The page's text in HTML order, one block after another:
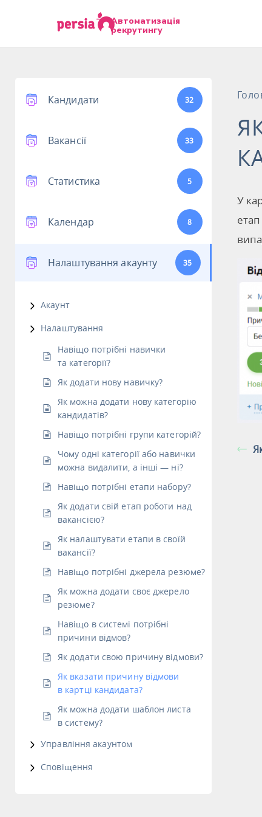
Автоматизація
рекрутингу
Кандидати 32
Вакансії 33
Статистика 5
Календар 8
Налаштування акаунту 35
Акаунт
Налаштування
Навіщо потрібні навички
та категорії?
Як додати нову навичку?
Як можна додати нову категорію
кандидатів?
Навіщо потрібні групи категорій?
Чому одні категорії або навички
можна видалити, а інші — ні?
Навіщо потрібні етапи набору?
Як додати свій етап роботи над
вакансією?
Як налаштувати етапи в своїй
вакансії?
Навіщо потрібні джерела резюме?
Як можна додати своє джерело
резюме?
Навіщо в системі потрібні
причини відмов?
Як додати свою причину відмови?
Як вказати причину відмови
в картці кандидата?
Як можна додати шаблон листа
в систему?
Управління акаунтом
Сповіщення
У